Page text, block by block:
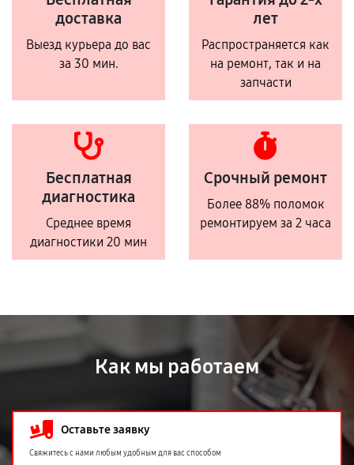
доставка
Выезд курьера до вас
за 30 мин.
лет
Распространяется как
на ремонт, так и на
запчасти
Бесплатная
диагностика
Среднее время
диагностики 20 мин
Срочный ремонт
Более 88% поломок
ремонтируем за 2 часа
Как мы работаем
Оставьте заявку
Свяжитесь с нами любым удобным для вас способом